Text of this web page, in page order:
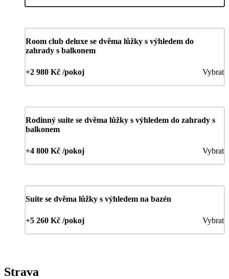
Room club deluxe se dvěma lůžky s výhledem do
zahrady s balkonem
+2 980 Kč /pokoj Vybrat
Rodinný suite se dvěma lůžky s výhledem do zahrady s
balkonem
+4 800 Kč /pokoj Vybrat
Suite se dvěma lůžky s výhledem na bazén
+5 260 Kč /pokoj Vybrat
Strava